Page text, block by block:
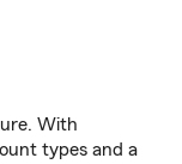
With
types and a